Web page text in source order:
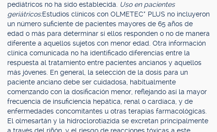
pediátricos no ha sido establecida.
Uso en pacientes
geriátricos:Estudios clínicos con OLMETEC* PLUS no incluyeron
un número suficiente de pacientes mayores de 65 años de
edad o más para determinar si ellos responden o no de manera
diferente a aquellos sujetos con menor edad. Otra información
clínica comunicada no ha identificado diferencias entre la
respuesta al tratamiento entre pacientes ancianos y aquellos
más jóvenes. En general, la selección de la dosis para un
paciente anciano debe ser cuidadosa, habitualmente
comenzando con la dosificación menor, reflejando así la mayor
frecuencia de insuficiencia hepática, renal o cardíaca, y de
enfermedades concomitantes u otras terapias farmacológicas.
El olmesartán y la hidroclorotiazida se excretan principalmente